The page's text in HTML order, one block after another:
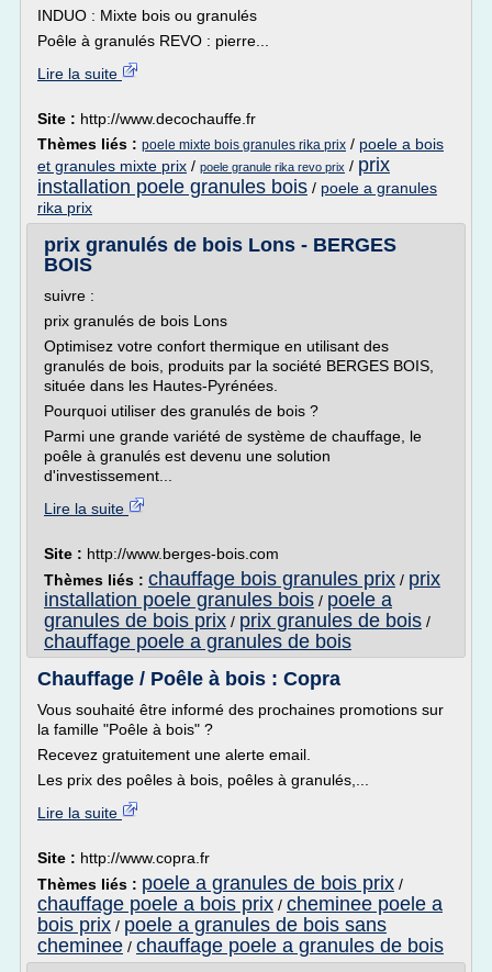
INDUO : Mixte bois ou granulés
Poêle à granulés REVO : pierre...
Lire la suite
Site : http://www.decochauffe.fr
Thèmes liés : poele mixte bois granules rika prix / poele a bois
et granules mixte prix / poele granule rika revo prix / prix
installation poele granules bois / poele a granules
rika prix
prix granulés de bois Lons - BERGES
BOIS
suivre :
prix granulés de bois Lons
Optimisez votre confort thermique en utilisant des
granulés de bois, produits par la société BERGES BOIS,
située dans les Hautes-Pyrénées.
Pourquoi utiliser des granulés de bois ?
Parmi une grande variété de système de chauffage, le
poêle à granulés est devenu une solution
d'investissement...
Lire la suite
Site : http://www.berges-bois.com
Thèmes liés : chauffage bois granules prix / prix
installation poele granules bois / poele a
granules de bois prix / prix granules de bois /
chauffage poele a granules de bois
Chauffage / Poêle à bois : Copra
Vous souhaité être informé des prochaines promotions sur
la famille "Poêle à bois" ?
Recevez gratuitement une alerte email.
Les prix des poêles à bois, poêles à granulés,...
Lire la suite
Site : http://www.copra.fr
Thèmes liés : poele a granules de bois prix /
chauffage poele a bois prix / cheminee poele a
bois prix / poele a granules de bois sans
cheminee / chauffage poele a granules de bois